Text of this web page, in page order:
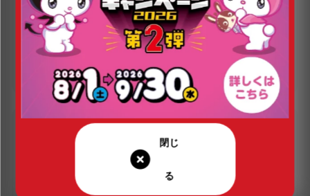
定休日（年末年始は除く）
年中無休
営業時間（年末年始は除く）
24
現在の営業状況